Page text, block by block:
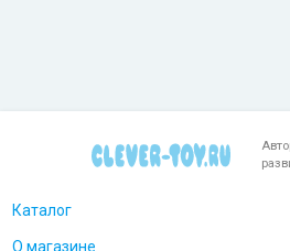
Каталог
О магазине